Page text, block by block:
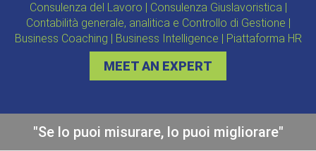
Consulenza del Lavoro | Consulenza Giuslavoristica |
Contabilità generale, analitica e Controllo di Gestione |
Business Coaching | Business Intelligence | Piattaforma HR
MEET AN EXPERT
"Se lo puoi misurare, lo puoi migliorare"